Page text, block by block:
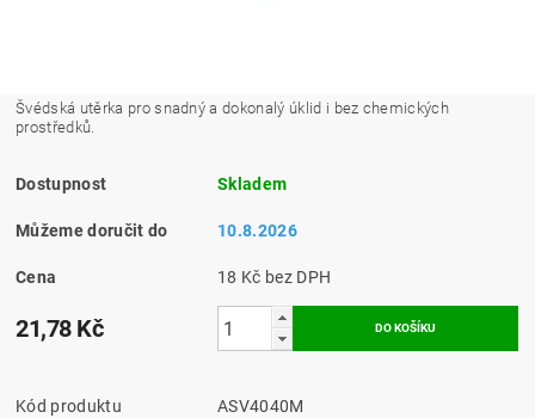
Švédská utěrka pro snadný a dokonalý úklid i bez chemických
prostředků.
Dostupnost Skladem
Můžeme doručit do 10.8.2026
Cena 18 Kč bez DPH
21,78 Kč
Kód produktu ASV4040M